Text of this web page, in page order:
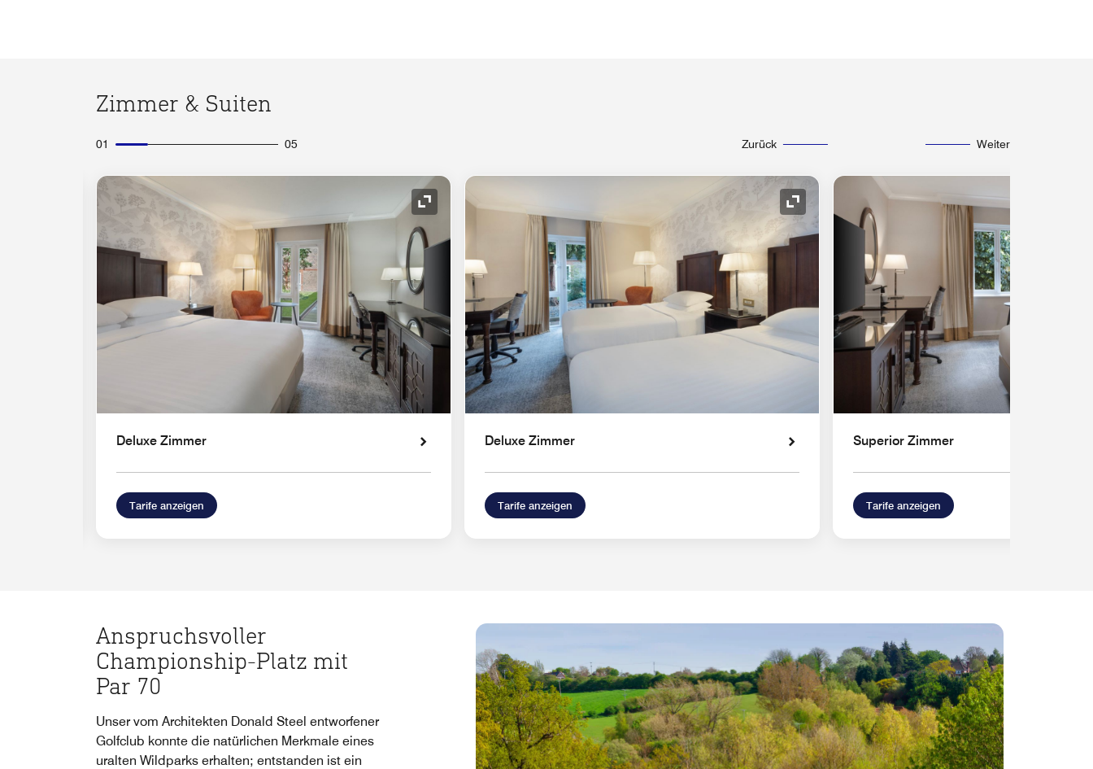
Zimmer & Suiten
01 05 Zurück Weiter
Symbol "Ausklappen" Symbol "Ausklappen"
Deluxe Zimmer
Tarife anzeigen
Symbol "Ausklappen"
Deluxe Zimmer
Tarife anzeigen
Superior Zimmer
Tarife anzeigen
Anspruchsvoller
Championship-Platz mit
Par 70
Unser vom Architekten Donald Steel entworfener
Golfclub konnte die natürlichen Merkmale eines
uralten Wildparks erhalten; entstanden ist ein